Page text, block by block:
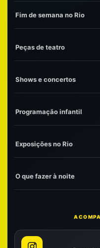
Fim de semana no Rio
Peças de teatro
Shows e concertos
Programação infantil
Exposições no Rio
O que fazer à noite